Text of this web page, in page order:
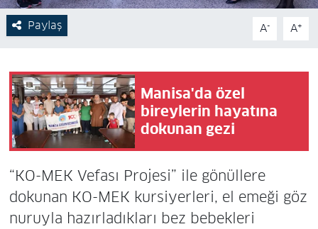
Paylaş A- A+
Manisa'da özel
bireylerin hayatına
dokunan gezi
“KO-MEK Vefası Projesi” ile gönüllere
dokunan KO-MEK kursiyerleri, el emeği göz
nuruyla hazırladıkları bez bebekleri